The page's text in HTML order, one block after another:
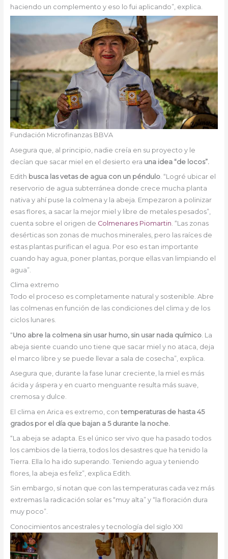
haciendo un complemento y eso lo fui aplicando”, explica.
Fundación Microfinanzas BBVA
Asegura que, al principio, nadie creía en su proyecto y le
decían que sacar miel en el desierto era una idea “de locos”.
Edith busca las vetas de agua con un péndulo. “Logré ubicar el
reservorio de agua subterránea donde crece mucha planta
nativa y ahí puse la colmena y la abeja. Empezaron a polinizar
esas flores, a sacar la mejor miel y libre de metales pesados”,
cuenta sobre el origen de Colmenares Piomartin. “Las zonas
desérticas son zonas de muchos minerales, pero las raíces de
estas plantas purifican el agua. Por eso es tan importante
cuando hay agua, poner plantas, porque ellas van limpiando el
agua”.
Clima extremo
Todo el proceso es completamente natural y sostenible. Abre
las colmenas en función de las condiciones del clima y de los
ciclos lunares.
“Uno abre la colmena sin usar humo, sin usar nada químico. La
abeja siente cuando uno tiene que sacar miel y no ataca, deja
el marco libre y se puede llevar a sala de cosecha”, explica.
Asegura que, durante la fase lunar creciente, la miel es más
ácida y áspera y en cuarto menguante resulta más suave,
cremosa y dulce.
El clima en Arica es extremo, con temperaturas de hasta 45
grados por el día que bajan a 5 durante la noche.
“La abeja se adapta. Es el único ser vivo que ha pasado todos
los cambios de la tierra, todos los desastres que ha tenido la
Tierra. Ella lo ha ido superando. Teniendo agua y teniendo
flores, la abeja es feliz”, explica Edith.
Sin embargo, sí notan que con las temperaturas cada vez más
extremas la radicación solar es “muy alta” y “la floración dura
muy poco”.
Conocimientos ancestrales y tecnología del siglo XXI